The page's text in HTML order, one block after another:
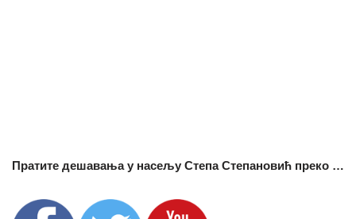
Пратите дешавања у насељу Степа Степановић преко …